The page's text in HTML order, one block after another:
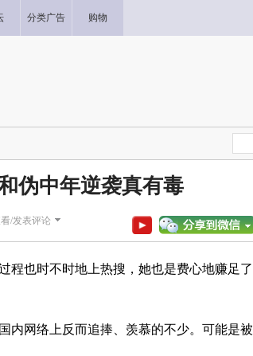
分类广告 购物
伪中年逆袭真有毒
/发表评论
也时不时地上热搜，她也是费心地赚足了
网络上反而追捧、羡慕的不少。可能是被